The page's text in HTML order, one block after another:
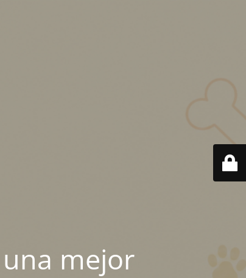
mejor